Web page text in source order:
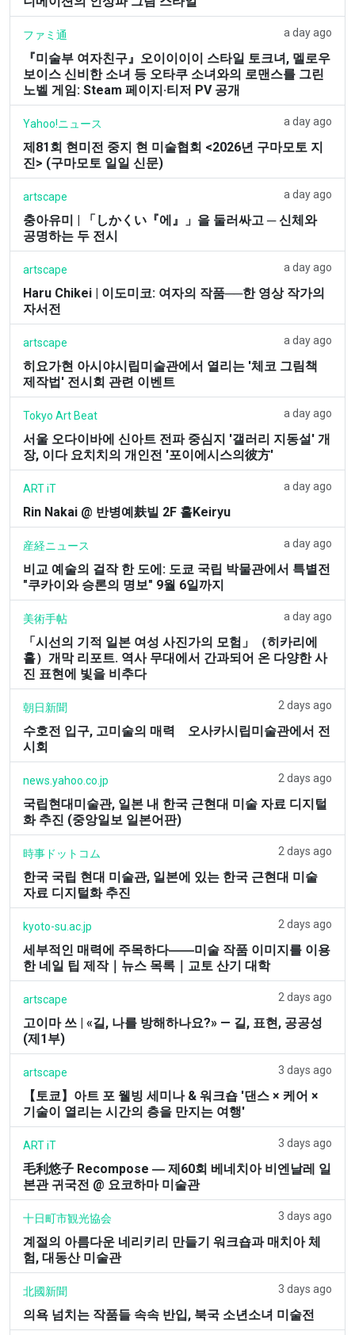
ファミ通 a day ago
『미술부 여자친구』오이이이이 스타일 토크녀, 멜로우
보이스 신비한 소녀 등 오타쿠 소녀와의 로맨스를 그린
노벨 게임: Steam 페이지·티저 PV 공개
Yahoo!ニュース a day ago
제81회 현미전 중지 현 미술협회 <2026년 구마모토 지
진> (구마모토 일일 신문)
artscape a day ago
충아유미 | 「しかくい『에』」을 둘러싸고 ─ 신체와
공명하는 두 전시
artscape a day ago
Haru Chikei | 이도미코: 여자의 작품──한 영상 작가의
자서전
artscape a day ago
히요가현 아시야시립미술관에서 열리는 '체코 그림책
제작법' 전시회 관련 이벤트
Tokyo Art Beat a day ago
서울 오다이바에 신아트 전파 중심지 '갤러리 지동설' 개
장, 이다 요치치의 개인전 '포이에시스의彼方'
ART iT a day ago
Rin Nakai @ 반병예麸빌 2F 홀Keiryu
産経ニュース a day ago
비교 예술의 걸작 한 도에: 도쿄 국립 박물관에서 특별전
"쿠카이와 승론의 명보" 9월 6일까지
美術手帖 a day ago
「시선의 기적 일본 여성 사진가의 모험」（히카리에
홀）개막 리포트. 역사 무대에서 간과되어 온 다양한 사
진 표현에 빛을 비추다
朝日新聞 2 days ago
수호전 입구, 고미술의 매력 오사카시립미술관에서 전
시회
news.yahoo.co.jp 2 days ago
국립현대미술관, 일본 내 한국 근현대 미술 자료 디지털
화 추진 (중앙일보 일본어판)
時事ドットコム 2 days ago
한국 국립 현대 미술관, 일본에 있는 한국 근현대 미술
자료 디지털화 추진
kyoto-su.ac.jp 2 days ago
세부적인 매력에 주목하다――미술 작품 이미지를 이용
한 네일 팁 제작｜뉴스 목록｜교토 산기 대학
artscape 2 days ago
고이마 쓰 | «길, 나를 방해하나요?» — 길, 표현, 공공성
(제1부)
artscape 3 days ago
【토쿄】아트 포 웰빙 세미나 & 워크숍 '댄스 × 케어 ×
기술이 열리는 시간의 층을 만지는 여행'
ART iT 3 days ago
毛利悠子 Recompose ― 제60회 베네치아 비엔날레 일
본관 귀국전 @ 요코하마 미술관
十日町市観光協会 3 days ago
계절의 아름다운 네리키리 만들기 워크숍과 매치아 체
험, 대동산 미술관
北國新聞 3 days ago
의욕 넘치는 작품들 속속 반입, 북국 소년소녀 미술전